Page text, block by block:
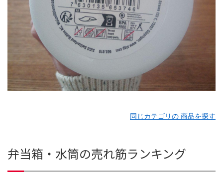
同じカテゴリの 商品を探す
弁当箱・水筒の売れ筋ランキング